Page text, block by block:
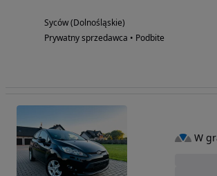
Syców (Dolnośląskie)
Prywatny sprzedawca • Podbite
W